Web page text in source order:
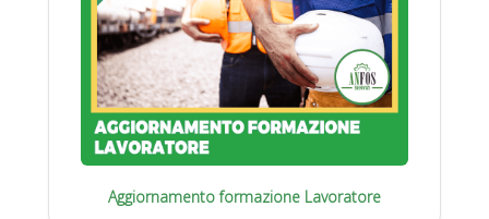
Aggiornamento formazione Lavoratore